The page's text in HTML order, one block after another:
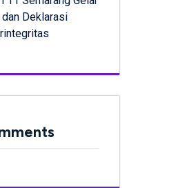
Deklarasi